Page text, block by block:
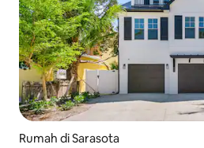
Rumah di Sarasota